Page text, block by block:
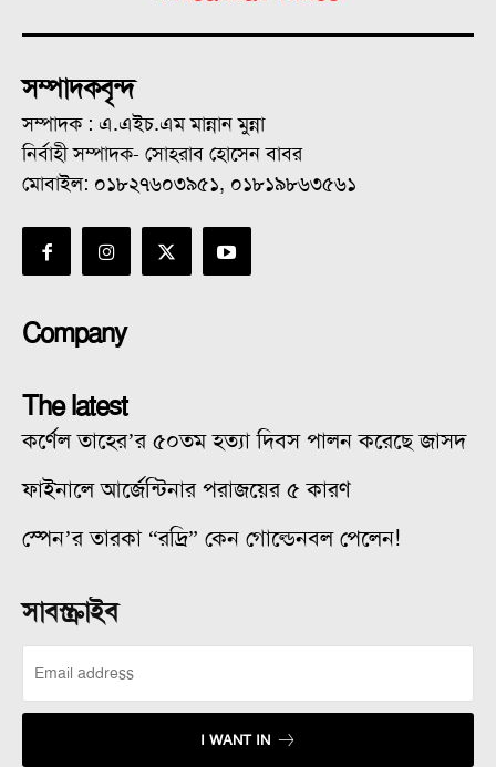
সম্পাদকবৃন্দ
সম্পাদক : এ.এইচ.এম মান্নান মুন্না
নির্বাহী সম্পাদক- সোহরাব হোসেন বাবর
মোবাইল: ০১৮২৭৬০৩৯৫১, ০১৮১৯৮৬৩৫৬১
Company
The latest
কর্ণেল তাহের’র ৫০তম হত্যা দিবস পালন করেছে জাসদ
ফাইনালে আর্জেন্টিনার পরাজয়ের ৫ কারণ
স্পেন’র তারকা “রদ্রি” কেন গোল্ডেনবল পেলেন!
সাবস্ক্রাইব
I WANT IN